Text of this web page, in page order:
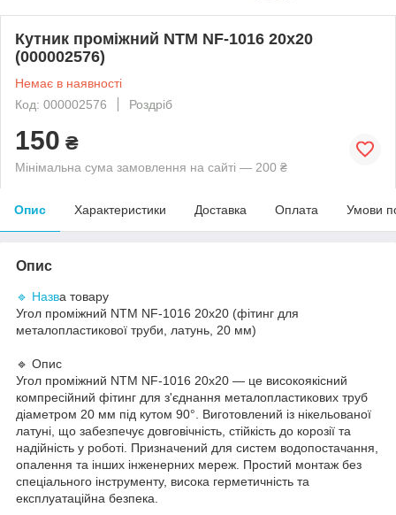
Кутник проміжний NTM NF-1016 20х20
(000002576)
Немає в наявності
Код: 000002576
Роздріб
150 ₴
Мінімальна сума замовлення на сайті — 200 ₴
Опис Характеристики Доставка Оплата Умови
Опис
🔹 Назва товару
Угол проміжний NTM NF-1016 20х20 (фітинг для
металопластикової труби, латунь, 20 мм)
🔹 Опис
Угол проміжний NTM NF-1016 20х20 — це високоякісний
компресійний фітинг для з'єднання металопластикових труб
діаметром 20 мм під кутом 90°. Виготовлений із нікельованої
латуні, що забезпечує довговічність, стійкість до корозії та
надійність у роботі. Призначений для систем водопостачання,
опалення та інших інженерних мереж. Простий монтаж без
спеціального інструменту, висока герметичність та
експлуатаційна безпека.